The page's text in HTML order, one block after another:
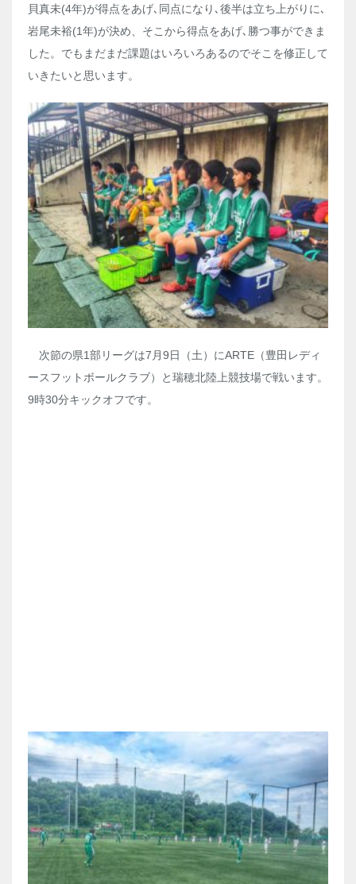
貝真未(4年)が得点をあげ､同点になり､後半は立ち上がりに､
岩尾未裕(1年)が決め、そこから得点をあげ､勝つ事ができま
した。でもまだまだ課題はいろいろあるのでそこを修正して
いきたいと思います。
次節の県1部リーグは7月9日（土）にARTE（豊田レディ
ースフットボールクラブ）と瑞穂北陸上競技場で戦います。
9時30分キックオフです。